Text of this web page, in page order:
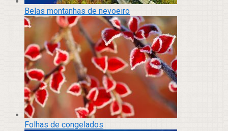
Belas montanhas de nevoeiro
Folhas de congelados